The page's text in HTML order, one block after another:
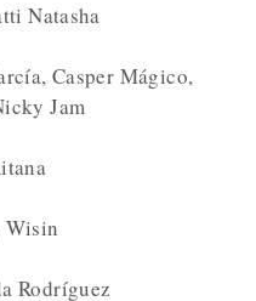
Natasha
Casper Mágico,
Jam
Wisin
Rodríguez